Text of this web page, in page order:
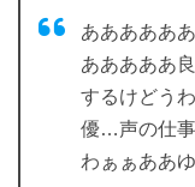
あああああ
あああああ
するけどう
優…声の仕
わぁぁああ